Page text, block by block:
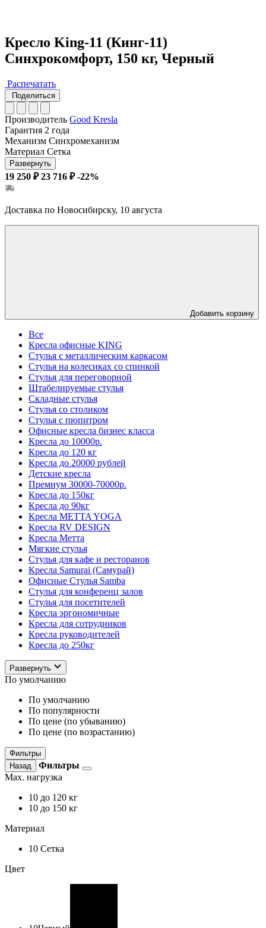
Кресло King-11 (Кинг-11)
Синхрокомфорт, 150 кг, Черный
Распечатать
Поделиться
Производитель Good Kresla
Гарантия 2 года
Механизм Синхромеханизм
Материал Сетка
Развернуть
19 250 ₽ 23 716 ₽ -22%
Доставка по Новосибирску, 10 августа
Добавить корзину
Все
Кресла офисные KING
Стулья с металлическим каркасом
Стулья на колесиках со спинкой
Стулья для переговорной
Штабелируемые стулья
Складные стулья
Стулья со столиком
Стулья с пюпитром
Офисные кресла бизнес класса
Кресла до 10000р.
Кресла до 120 кг
Кресла до 20000 рублей
Детские кресла
Премиум 30000-70000р.
Кресла до 150кг
Кресла до 90кг
Кресла METTA YOGA
Кресла RV DESIGN
Кресла Метта
Мягкие стулья
Стулья для кафе и ресторанов
Кресла Samurai (Самурай)
Офисные Стулья Samba
Стулья для конференц залов
Стулья для посетителей
Кресла эргономичные
Кресла для сотрудников
Кресла руководителей
Кресла до 250кг
Развернуть
По умолчанию
По умолчанию
По популярности
По цене (по убыванию)
По цене (по возрастанию)
Фильтры
Назад
Фильтры
Max. нагрузка
10 до 120 кг
10 до 150 кг
Материал
10 Сетка
Цвет